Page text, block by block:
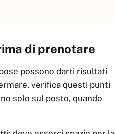
di prenotare
possono darti risultati
verifica questi punti
solo sul posto, quando